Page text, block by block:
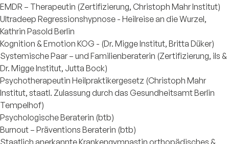
EMDR – Therapeutin (Zertifizierung, Christoph Mahr Institut)
Ultradeep Regressionshypnose - Heilreise an die Wurzel,
Kathrin Pasold Berlin
Kognition & Emotion KOG - (Dr. Migge Institut, Britta Düker)
Systemische Paar – und Familienberaterin (Zertifizierung, ils &
Dr. Migge Institut, Jutta Bock)
Psychotherapeutin Heilpraktikergesetz (Christoph Mahr
Institut, staatl. Zulassung durch das Gesundheitsamt Berlin
Tempelhof)
Psychologische Beraterin (btb)
Burnout – Präventions Beraterin (btb)
Staatlich anerkannte Krankengymnastin orthopädisches &